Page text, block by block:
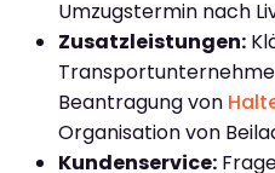
Umzugstermin nach
Zusatzleistungen:
Beantragung von
Organisation von
Kundenservice: